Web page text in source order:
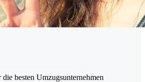
besten Umzugsunternehmen